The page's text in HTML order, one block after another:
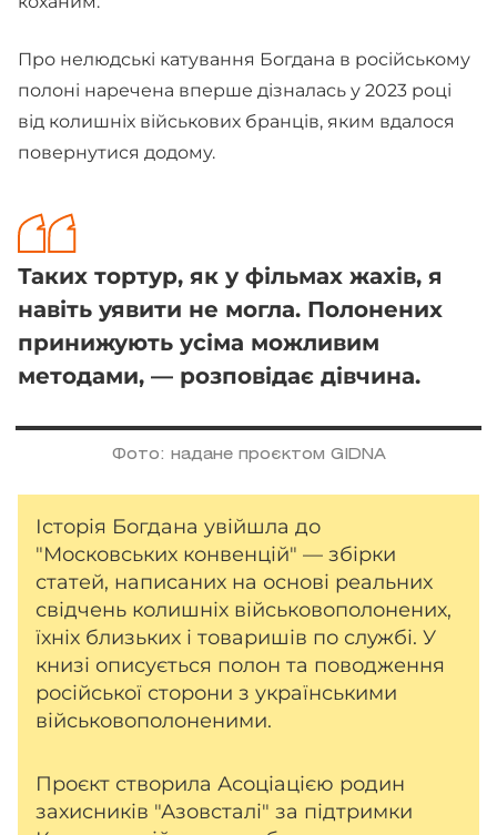
Про нелюдські катування Богдана в російському
полоні наречена вперше дізналась у 2023 році
від колишніх військових бранців, яким вдалося
повернутися додому.
Таких тортур, як у фільмах жахів, я
навіть уявити не могла. Полонених
принижують усіма можливим
методами, — розповідає дівчина.
Фото: надане проєктом GIDNA
Історія Богдана увійшла до
"Московських конвенцій" — збірки
статей, написаних на основі реальних
свідчень колишніх військовополонених,
їхніх близьких і товаришів по службі. У
книзі описується полон та поводження
російської сторони з українськими
військовополоненими.
Проєкт створила Асоціацією родин
захисників "Азовсталі" за підтримки